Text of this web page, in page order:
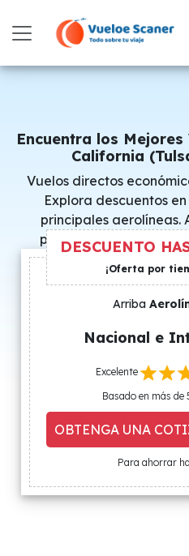
Encuentra los
California
Vuelos directos
Explora descuentos
principales aerolíneas.
promocionales y
DESCUENTO
¡Oferta por
Arriba
Nacional e
Excelente
Basado en más de
OBTENGA UNA
Para ahorrar